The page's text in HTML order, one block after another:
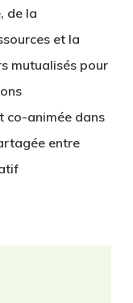
de la
et la
mutualisés pour
co-animée dans
entre